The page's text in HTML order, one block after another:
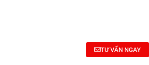
THỨC
PHẨM
TƯ VẤN NGAY